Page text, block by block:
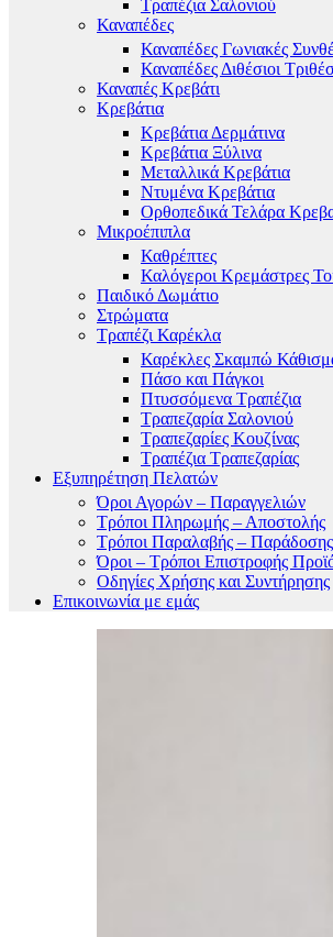
Τραπέζια Σαλονιού
Καναπέδες
Καναπέδες Γωνιακές
Καναπέδες Διθέσιοι
Καναπές Κρεβάτι
Κρεβάτια
Κρεβάτια Δερμάτινα
Κρεβάτια Ξύλινα
Μεταλλικά Κρεβάτια
Ντυμένα Κρεβάτια
Ορθοπεδικά Τελάρα
Μικροέπιπλα
Καθρέπτες
Καλόγεροι Κρεμάστρες
Παιδικό Δωμάτιο
Στρώματα
Τραπέζι Καρέκλα
Καρέκλες Σκαμπώ
Πάσο και Πάγκοι
Πτυσσόμενα Τραπέζια
Τραπεζαρία Σαλονιού
Τραπεζαρίες Κουζίνας
Τραπέζια Τραπεζαρίας
Εξυπηρέτηση Πελατών
Όροι Αγορών – Παραγγελιών
Τρόποι Πληρωμής – Αποστολής
Τρόποι Παραλαβής – Παράδοσης
Όροι – Τρόποι Επιστροφής
Οδηγίες Χρήσης και Συντήρησης
Επικοινωνία με εμάς